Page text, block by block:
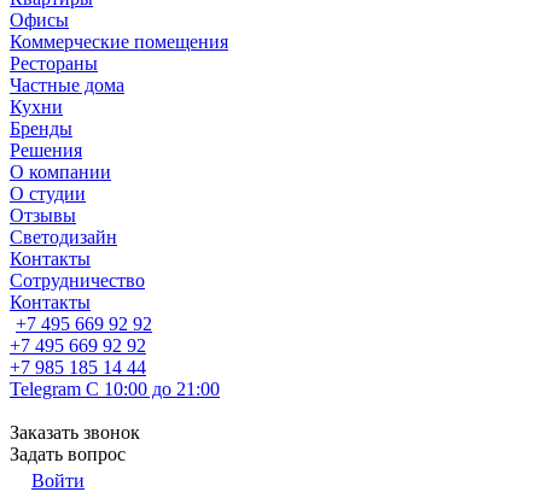
Офисы
Коммерческие помещения
Рестораны
Частные дома
Кухни
Бренды
Решения
О компании
О студии
Отзывы
Светодизайн
Контакты
Сотрудничество
Контакты
+7 495 669 92 92
+7 495 669 92 92
+7 985 185 14 44
Telegram С 10:00 до 21:00
Заказать звонок
Задать вопрос
Войти